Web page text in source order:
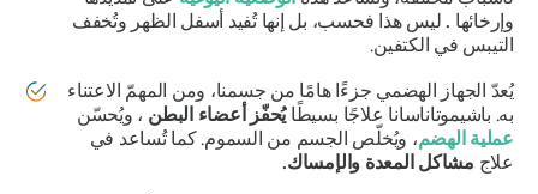
وإرخائها. ليس هذا فحسب، بل إنها تُفيد أسفل الظهر وتُخفف
التيبس في الكتفين.
يُعدّ الجهاز الهضمي جزءًا هامًا من جسمنا، ومن المهمّ الاعتناء
به.باشيموتاناساناعلاجًا بسيطًايُحفّز أعضاء البطن، ويُحسّن
عملية الهضم، ويُخلّص الجسم من السموم. كما تُساعد في
علاجمشاكل المعدة والإمساك.